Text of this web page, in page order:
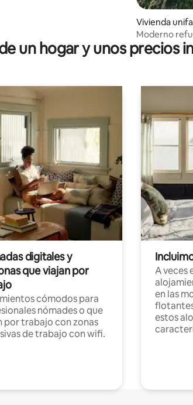
Vivienda
nthal
Moderno
minutos a pie
un hogar y unos precios
digitales y
que viajan por
cómodos para
nómades o que
por trabajo con zonas
de trabajo con wifi.
A veces
en las
estos